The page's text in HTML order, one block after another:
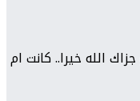
الله خيرا.. كانت ام